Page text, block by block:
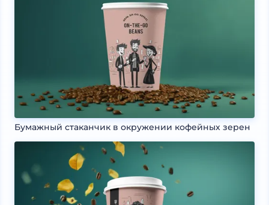
Бумажный стаканчик в окружении кофейных зерен